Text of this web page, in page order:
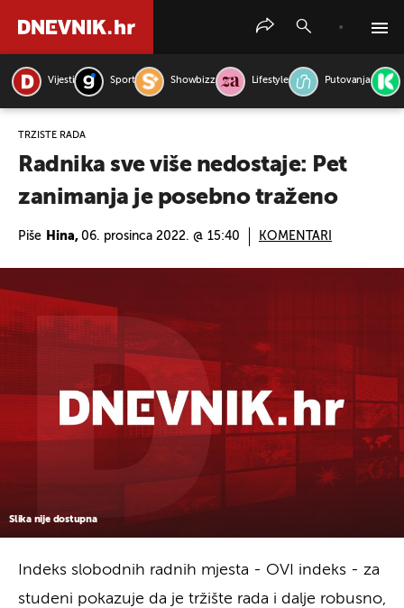
Vijesti Sport Showbizz Lifestyle Putovanja
TRŽIŠTE RADA
Radnika sve više nedostaje: Pet
zanimanja je posebno traženo
Piše Hina, 06. prosinca 2022. @ 15:40 KOMENTARI
Slika nije dostupna
Indeks slobodnih radnih mjesta - OVI indeks - za
studeni pokazuje da je tržište rada i dalje robusno,
PRETRAŽITE VIJESTI